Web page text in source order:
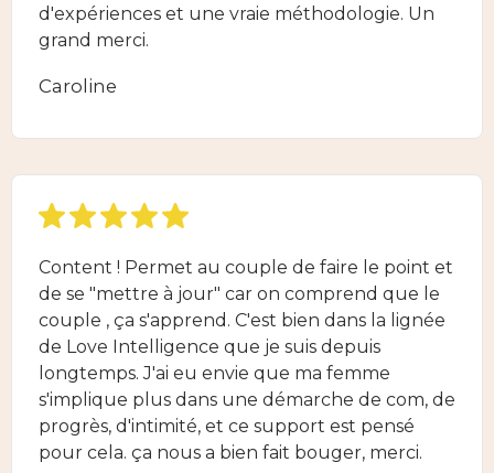
d'expériences et une vraie méthodologie. Un
grand merci.
Caroline
Content ! Permet au couple de faire le point et
de se "mettre à jour" car on comprend que le
couple , ça s'apprend. C'est bien dans la lignée
de Love Intelligence que je suis depuis
longtemps. J'ai eu envie que ma femme
s'implique plus dans une démarche de com, de
progrès, d'intimité, et ce support est pensé
pour cela. ça nous a bien fait bouger, merci.